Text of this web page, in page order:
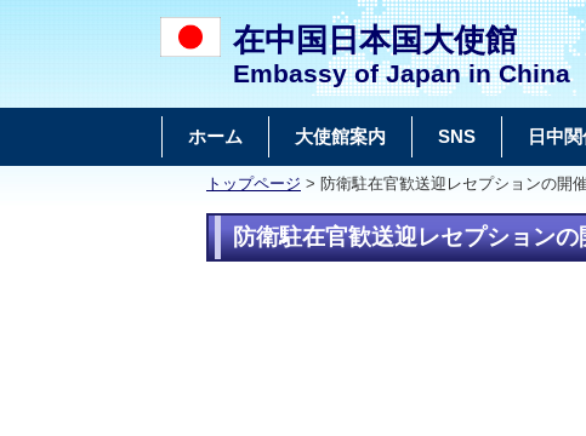
在中国日本国大使館
Embassy of Japan in China
ホーム 大使館案内 SNS 日中
トップページ > 防衛駐在官歓送迎レセプションの開
防衛駐在官歓送迎レセプション